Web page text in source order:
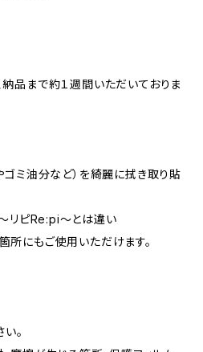
品まで約１週間いただいておりま
ゴミ油分など）を綺麗に拭き取り貼
リピRe:pi〜とは違い
にもご使用いただけます。
。